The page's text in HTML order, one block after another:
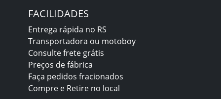
FACILIDADES
Entrega rápida no RS
Transportadora ou motoboy
Consulte frete grátis
Preços de fábrica
Faça pedidos fracionados
Compre e Retire no local